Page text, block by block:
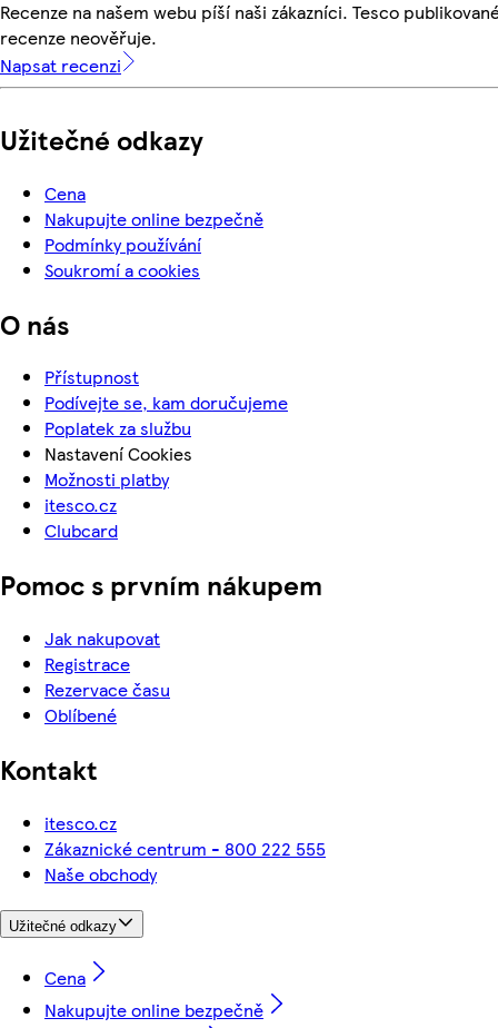
Recenze na našem webu píší naši zákazníci. Tesco
recenze neověřuje.
Napsat recenzi
Užitečné odkazy
Cena
Nakupujte online bezpečně
Podmínky používání
Soukromí a cookies
O nás
Přístupnost
Podívejte se, kam doručujeme
Poplatek za službu
Nastavení Cookies
Možnosti platby
itesco.cz
Clubcard
Pomoc s prvním nákupem
Jak nakupovat
Registrace
Rezervace času
Oblíbené
Kontakt
itesco.cz
Zákaznické centrum - 800 222 555
Naše obchody
Užitečné odkazy
Cena
Nakupujte online bezpečně